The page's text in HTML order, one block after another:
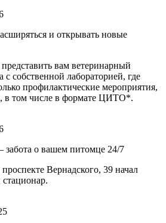
и открывать новые
вам ветеринарный
с собственной лабораторией, где
профилактические мероприятия,
в том числе в формате ЦИТО*.
забота о вашем питомце 24/7
Вернадского, 39 начал